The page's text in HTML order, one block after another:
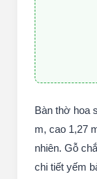
Bàn thờ hoa
m, cao 1,27
nhiên. Gỗ
chi tiết yếm